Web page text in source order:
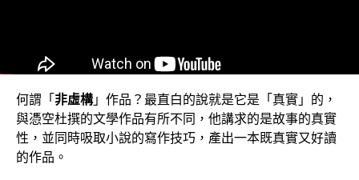
何謂「非虛構」作品？最直白的說就是它是「真實」的，
與憑空杜撰的文學作品有所不同，他講求的是故事的真實
性，並同時吸取小說的寫作技巧，產出一本既真實又好讀
的作品。